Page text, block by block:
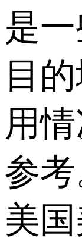
是
目
用
参
美